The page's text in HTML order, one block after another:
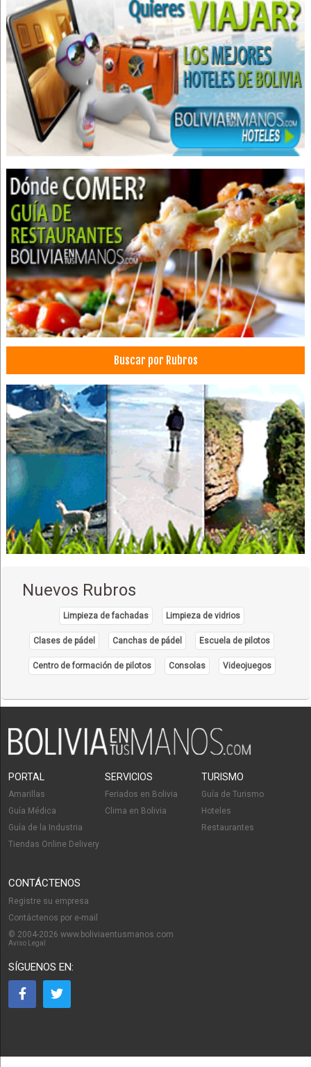
Contabilidad externa
Consultoras, Empresas
Consultores Contables
Consultores Financieros
Contadores
Sistema contable
Sistema de facturación
Servicios Contables y Consultoría
Tributación
Servicios Empresariales
Asesoramiento empresarial
Consultores en Administración y Empresa
Recursos Humanos
Consultorías
Asesoramiento Jurídico Legal
Consultores de Marketing y Publicidad
Aterramientos
Consultores en Ingeniería
Herramientas Electricas y Mecánicas
Ingeniería industrial
Industrias: Máquinas y Equipos
Ingeniería Eléctrica
Ingeniería Estructural
Ingeniería: Estudios y Proyectos
Ingeniería Electromecánica
Ingeniería de instalaciones
Mangueras
Mangueras Hidráulicas
Monitoreo y Seguridad
Servicios industriales
Sistema de Aterramiento
Consultores en Recursos Humanos
Buscar por Rubros
Nuevos Rubros
Limpieza de fachadas Limpieza de vidrios
Clases de pádel Canchas de pádel Escuela de pilotos
Centro de formación de pilotos Consolas Videojuegos
PORTAL
Amarillas
Guía Médica
Guía de la Industria
Tiendas Online Delivery
SERVICIOS
Feriados en Bolivia
Clima en Bolivia
TURISMO
Guía de Turismo
Hoteles
Restaurantes
CONTÁCTENOS
Registre su empresa
Contáctenos por e-mail
© 2004-2026 www.boliviaentusmanos.com
Aviso Legal
SÍGUENOS EN: